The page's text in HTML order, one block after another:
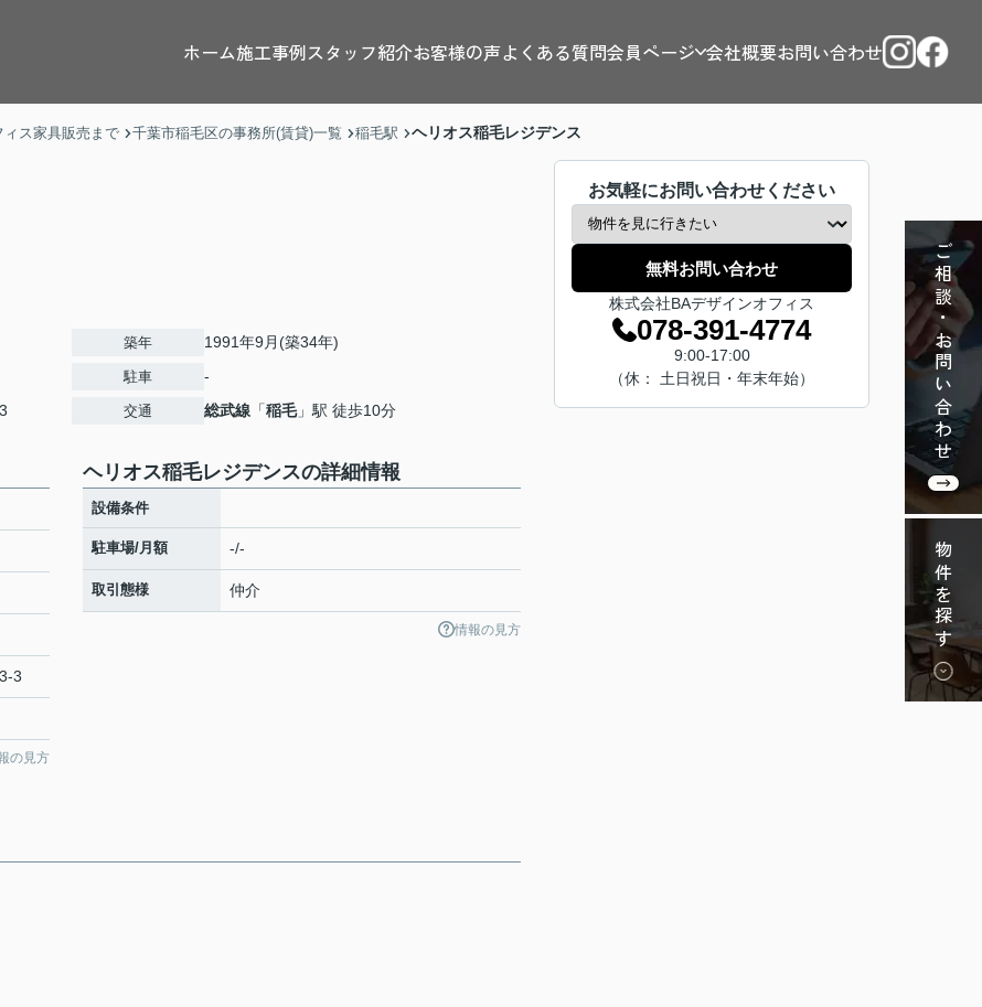
ホーム施工事例スタッフ紹介お客様の声よくある質問会員ページ 会社概要お問い合わせ
ご相談・お問い合わせ
物件を探す
ス家具販売まで 千葉市稲毛区の事務所(賃貸)一覧 稲毛駅 ヘリオス稲毛レジデンス
築年 1991年9月(築34年)
駐車 -
交通 総武線 「稲毛」駅 徒歩10分
3
の見方
ヘリオス稲毛レジデンスの詳細情報
設備条件
駐車場/月額 -/-
取引態様 仲介
情報の見方
お気軽にお問い合わせください
無料お問い合わせ
株式会社BAデザインオフィス
078-391-4774
9:00-17:00
（休： 土日祝日・年末年始）